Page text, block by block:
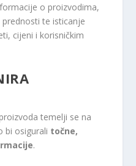
o proizvodima,
te isticanje
cijeni i korisničkim
temelji se na
bi osigurali točne,
.